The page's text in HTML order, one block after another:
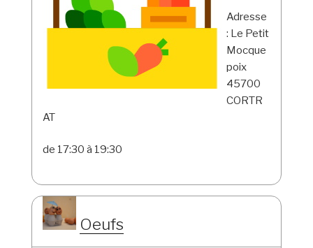
Adresse
: Le Petit
Mocque
poix
45700
CORTR
AT
de 17:30 à 19:30
Oeufs